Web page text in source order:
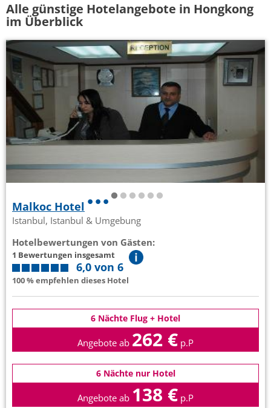
Alle günstige Hotelangebote in Hongkong
im Überblick
Malkoc Hotel
Istanbul, Istanbul & Umgebung
Hotelbewertungen von Gästen:
1 Bewertungen insgesamt
6,0 von 6
100 % empfehlen dieses Hotel
6 Nächte Flug + Hotel
Angebote ab 262 € p.P
6 Nächte nur Hotel
Angebote ab 138 € p.P